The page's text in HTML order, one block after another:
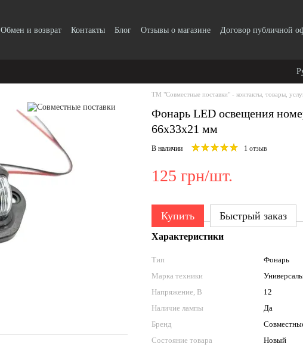
Обмен и возврат Контакты Блог Отзывы о магазине
Договор публичной
ТМ "Совместные поставки" - контакты, товары,
Фонарь LED освещения
66х33х21 мм
В наличии 1 отзыв
125 грн/шт.
Купить Быстрый заказ
Характеристики
Тип
Фонарь
Марка техники
Напряжение, В
12
Наличие лампы
Да
Бренд
Состояние товара
Новый